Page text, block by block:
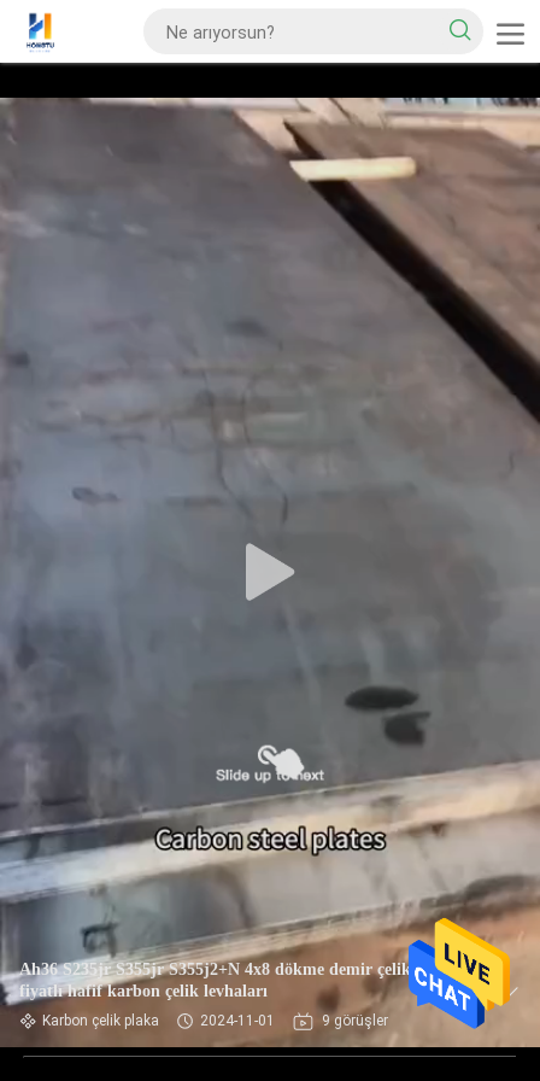
Ah36 S235jr S355jr S355j2+N 4x8 dökme demir çelik ucuz
fiyatlı hafif karbon çelik levhaları
Karbon çelik plaka 2024-11-01 9 görüşler